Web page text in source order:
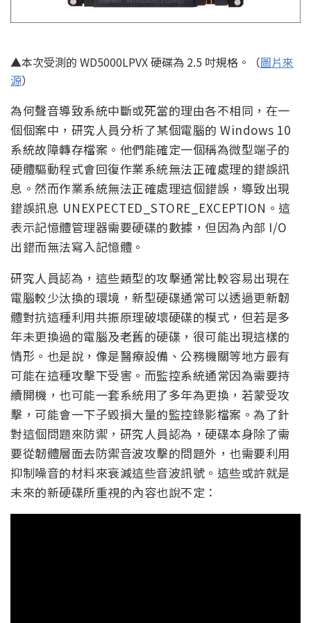
▲本次受測的 WD5000LPVX 硬碟為 2.5 吋規格。（圖片來
源）
為何聲音導致系統中斷或死當的理由各不相同，在一
個個案中，研究人員分析了某個電腦的 Windows 10
系統故障轉存檔案。他們能確定一個稱為微型端子的
硬體驅動程式會回復作業系統無法正確處理的錯誤訊
息。然而作業系統無法正確處理這個錯誤，導致出現
錯誤訊息 UNEXPECTED_STORE_EXCEPTION。這
表示記憶體管理器需要硬碟的數據，但因為內部 I/O
出錯而無法寫入記憶體。
研究人員認為，這些類型的攻擊通常比較容易出現在
電腦較少汰換的環境，新型硬碟通常可以透過更新韌
體對抗這種利用共振原理破壞硬碟的模式，但若是多
年未更換過的電腦及老舊的硬碟，很可能出現這樣的
情形。也是說，像是醫療設備、公務機關等地方最有
可能在這種攻擊下受害。而監控系統通常因為需要持
續開機，也可能一套系統用了多年為更換，若蒙受攻
擊，可能會一下子毀損大量的監控錄影檔案。為了針
對這個問題來防禦，研究人員認為，硬碟本身除了需
要從韌體層面去防禦音波攻擊的問題外，也需要利用
抑制噪音的材料來衰減這些音波訊號。這些或許就是
未來的新硬碟所重視的內容也說不定：